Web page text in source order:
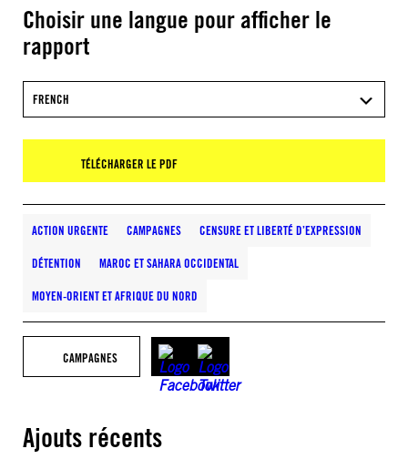
Choisir une langue pour afficher le
rapport
FRENCH
TÉLÉCHARGER LE PDF
ACTION URGENTE CAMPAGNES CENSURE ET LIBERTÉ D’EXPRESSION
DÉTENTION MAROC ET SAHARA OCCIDENTAL
MOYEN-ORIENT ET AFRIQUE DU NORD
CAMPAGNES
Ajouts récents